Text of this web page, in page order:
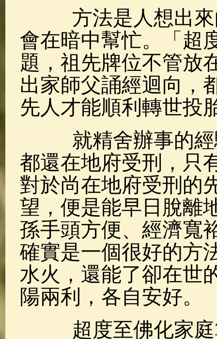
方法是人想出來
會在暗中幫忙。「超
題，祖先牌位不管放
出家師父誦經迴向，
先人才能順利轉世投
就精舍辦事的經
都還在地府受刑，只
對於尚在地府受刑的
望，便是能早日脫離
孫手頭方便、經濟寬
確實是一個很好的方
水火，還能了卻在世
陽兩利，各自安好。
超度至佛化家庭